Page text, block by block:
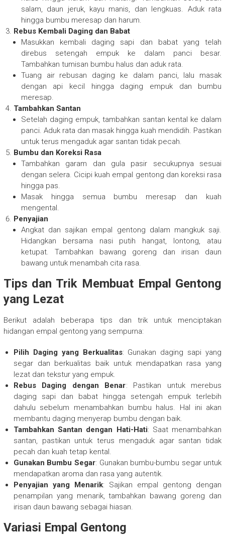
salam, daun jeruk, kayu manis, dan lengkuas. Aduk rata
hingga bumbu meresap dan harum.
Rebus Kembali Daging dan Babat
Masukkan kembali daging sapi dan babat yang telah
direbus setengah empuk ke dalam panci besar.
Tambahkan tumisan bumbu halus dan aduk rata.
Tuang air rebusan daging ke dalam panci, lalu masak
dengan api kecil hingga daging empuk dan bumbu
meresap.
Tambahkan Santan
Setelah daging empuk, tambahkan santan kental ke dalam
panci. Aduk rata dan masak hingga kuah mendidih. Pastikan
untuk terus mengaduk agar santan tidak pecah.
Bumbu dan Koreksi Rasa
Tambahkan garam dan gula pasir secukupnya sesuai
dengan selera. Cicipi kuah empal gentong dan koreksi rasa
hingga pas.
Masak hingga semua bumbu meresap dan kuah
mengental.
Penyajian
Angkat dan sajikan empal gentong dalam mangkuk saji.
Hidangkan bersama nasi putih hangat, lontong, atau
ketupat. Tambahkan bawang goreng dan irisan daun
bawang untuk menambah cita rasa.
Tips dan Trik Membuat Empal Gentong
yang Lezat
Berikut adalah beberapa tips dan trik untuk menciptakan
hidangan empal gentong yang sempurna:
Pilih Daging yang Berkualitas: Gunakan daging sapi yang
segar dan berkualitas baik untuk mendapatkan rasa yang
lezat dan tekstur yang empuk.
Rebus Daging dengan Benar: Pastikan untuk merebus
daging sapi dan babat hingga setengah empuk terlebih
dahulu sebelum menambahkan bumbu halus. Hal ini akan
membantu daging menyerap bumbu dengan baik.
Tambahkan Santan dengan Hati-Hati: Saat menambahkan
santan, pastikan untuk terus mengaduk agar santan tidak
pecah dan kuah tetap kental.
Gunakan Bumbu Segar: Gunakan bumbu-bumbu segar untuk
mendapatkan aroma dan rasa yang autentik.
Penyajian yang Menarik: Sajikan empal gentong dengan
penampilan yang menarik, tambahkan bawang goreng dan
irisan daun bawang sebagai hiasan.
Variasi Empal Gentong